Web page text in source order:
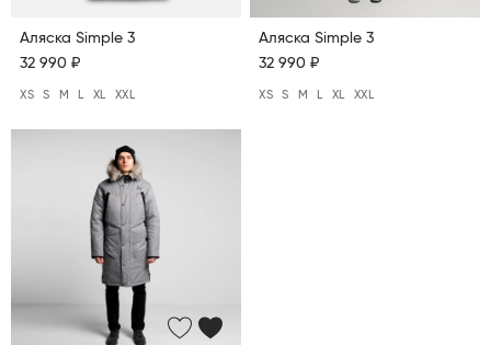
Аляска Simple 3
32 990 ₽
XS S M XL XXL
Аляска Simple 3
32 990 ₽
XS S M XL XXL